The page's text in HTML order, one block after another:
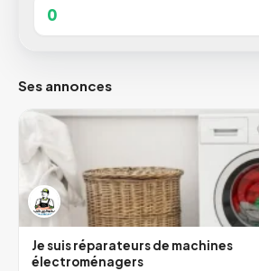
0
Ses annonces
Je suis réparateurs de machines
électroménagers